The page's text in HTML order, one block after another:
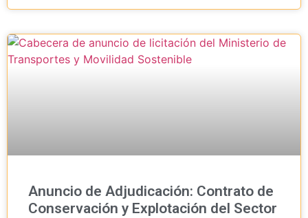
Anuncio de Adjudicación: Contrato de
Conservación y Explotación del Sector